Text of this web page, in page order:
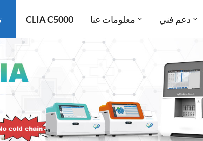
CLIA C5000 معلومات عنا دعم فني